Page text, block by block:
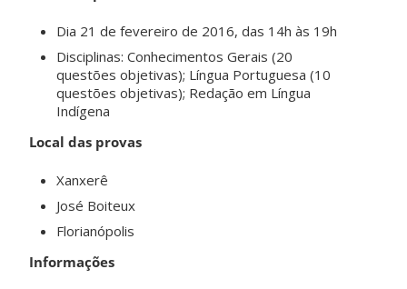
Dia 21 de fevereiro de 2016, das 14h às 19h
Disciplinas: Conhecimentos Gerais (20
questões objetivas); Língua Portuguesa (10
questões objetivas); Redação em Língua
Indígena
Local das provas
Xanxerê
José Boiteux
Florianópolis
Informações